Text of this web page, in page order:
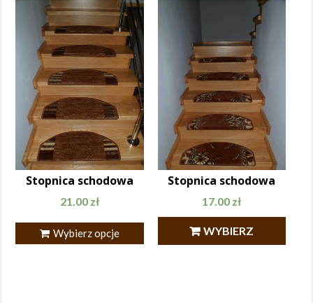
Stopnica schodowa
21.00 zł
Wybierz opcje
Stopnica schodowa
17.00 zł
WYBIERZ